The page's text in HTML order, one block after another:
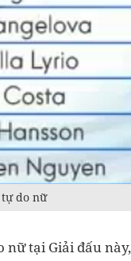
do nữ
tại Giải đấu